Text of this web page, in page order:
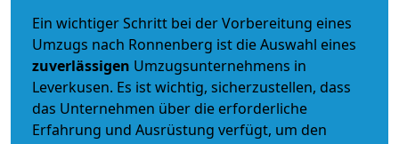
Ein wichtiger Schritt bei der Vorbereitung eines
Umzugs nach Ronnenberg ist die Auswahl eines
zuverlässigen Umzugsunternehmens in
Leverkusen. Es ist wichtig, sicherzustellen, dass
das Unternehmen über die erforderliche
Erfahrung und Ausrüstung verfügt, um den